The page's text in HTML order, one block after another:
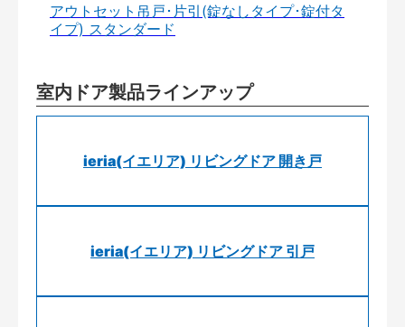
アウトセット吊戸･片引(錠なしタイプ･錠付タ
イプ) スタンダード
室内ドア製品ラインアップ
ieria(イエリア) リビングドア 開き戸
ieria(イエリア) リビングドア 引戸